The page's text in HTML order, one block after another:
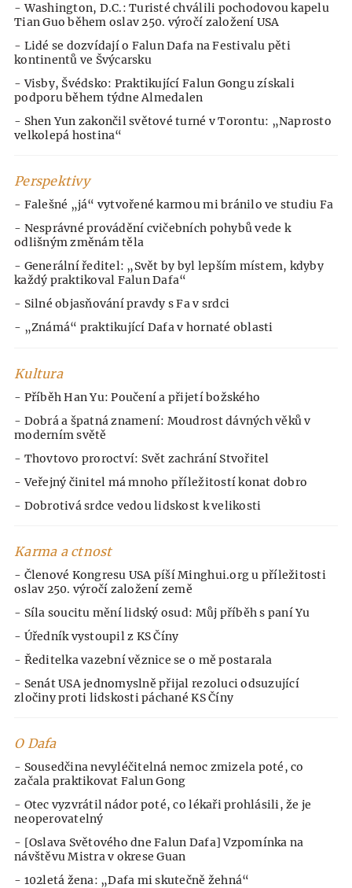
- Washington, D.C.: Turisté chválili pochodovou kapelu
Tian Guo během oslav 250. výročí založení USA
- Lidé se dozvídají o Falun Dafa na Festivalu pěti
kontinentů ve Švýcarsku
- Visby, Švédsko: Praktikující Falun Gongu získali
podporu během týdne Almedalen
- Shen Yun zakončil světové turné v Torontu: „Naprosto
velkolepá hostina“
Perspektivy
- Falešné „já“ vytvořené karmou mi bránilo ve studiu Fa
- Nesprávné provádění cvičebních pohybů vede k
odlišným změnám těla
- Generální ředitel: „Svět by byl lepším místem, kdyby
každý praktikoval Falun Dafa“
- Silné objasňování pravdy s Fa v srdci
- „Známá“ praktikující Dafa v hornaté oblasti
Kultura
- Příběh Han Yu: Poučení a přijetí božského
- Dobrá a špatná znamení: Moudrost dávných věků v
moderním světě
- Thovtovo proroctví: Svět zachrání Stvořitel
- Veřejný činitel má mnoho příležitostí konat dobro
- Dobrotivá srdce vedou lidskost k velikosti
Karma a ctnost
- Členové Kongresu USA píší Minghui.org u příležitosti
oslav 250. výročí založení země
- Síla soucitu mění lidský osud: Můj příběh s paní Yu
- Úředník vystoupil z KS Číny
- Ředitelka vazební věznice se o mě postarala
- Senát USA jednomyslně přijal rezoluci odsuzující
zločiny proti lidskosti páchané KS Číny
O Dafa
- Sousedčina nevyléčitelná nemoc zmizela poté, co
začala praktikovat Falun Gong
- Otec vyzvrátil nádor poté, co lékaři prohlásili, že je
neoperovatelný
- [Oslava Světového dne Falun Dafa] Vzpomínka na
návštěvu Mistra v okrese Guan
- 102letá žena: „Dafa mi skutečně žehná“